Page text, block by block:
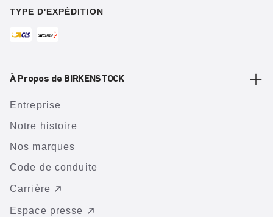
TYPE D'EXPÉDITION
À Propos de BIRKENSTOCK
Entreprise
Notre histoire
Nos marques
Code de conduite
Carrière
Espace presse